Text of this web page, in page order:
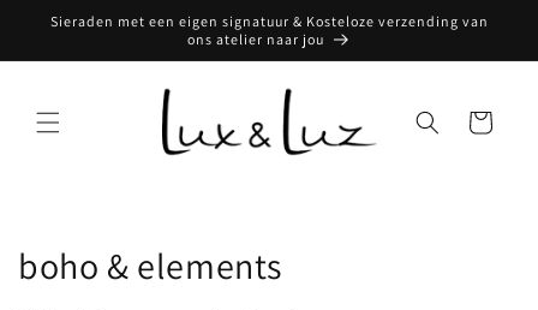
naar de
Sieraden met een eigen signatuur & Kosteloze verzending van
ons atelier naar jou
Winkelwagen
C
boho & elements